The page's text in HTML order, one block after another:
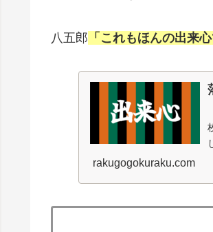
八五郎 「これもほんの出来
rakugogokuraku.com